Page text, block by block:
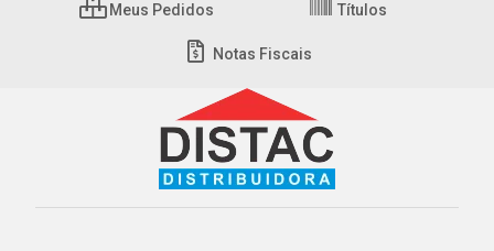
Meus Pedidos Títulos
Notas Fiscais